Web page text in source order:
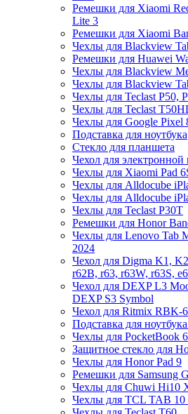
Ремешки для Xiaomi
Lite 3
Ремешки для Xiaomi
Чехлы для Blackview
Ремешки для Huawei
Чехлы для Blackview
Чехлы для Blackview
Чехлы для Teclast P50,
Чехлы для Teclast
Чехлы для Google Pixel
Подставка для ноутбука
Стекло для планшета
Чехол для электронной
Чехлы для Xiaomi Pad
Чехлы для Alldocube
Чехлы для Alldocube
Чехлы для Teclast P30T
Ремешки для Honor
Чехлы для Lenovo Tab
2024
Чехол для Digma K1,
r62B, r63, r63W, r63S,
Чехол для DEXP L3
DEXP S3 Symbol
Чехол для Ritmix RBK-
Подставка для
Чехлы для PocketBook
Защитное стекло для
Чехлы для Honor Pad 9
Ремешки для Samsung
Чехлы для Chuwi Hi10
Чехлы для TCL TAB 10